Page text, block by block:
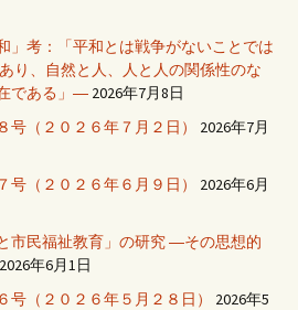
考：「平和とは戦争がないことでは
り、自然と人、人と人の関係性のな
である」― 2026年7月8日
（２０２６年７月２日）
2026年7月
（２０２６年６月９日）
2026年6月
民福祉教育」の研究 ―その思想的
2026年6月1日
（２０２６年５月２８日）
2026年5